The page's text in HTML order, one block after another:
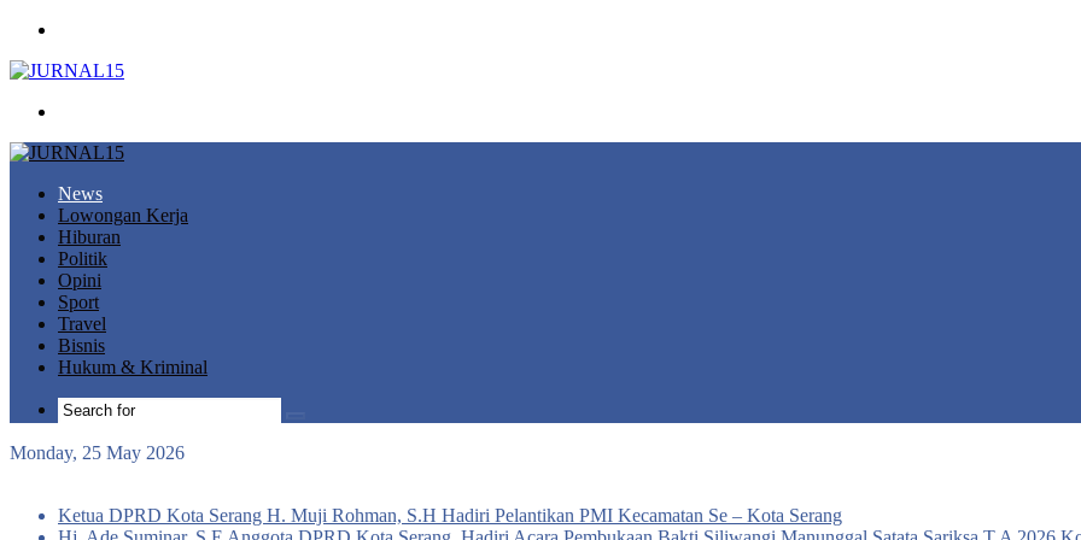
News
Lowongan Kerja
Hiburan
Politik
Opini
Sport
Travel
Bisnis
Hukum & Kriminal
Search
Monday, 25 May 2026
Ketua DPRD Kota Serang H. Muji Rohman, S.H Hadiri Pelantikan PMI Kecamatan Se – Kota Serang